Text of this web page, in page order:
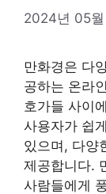
2024년 05
만화경은 다
공하는 온라
호가들 사이
사용자가 쉽
있으며, 다양
제공합니다.
사람들에게